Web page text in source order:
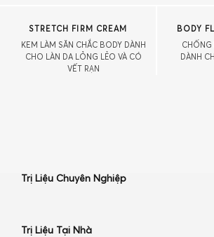
STRETCH FIRM CREAM
KEM LÀM SĂN CHẮC BODY DÀNH
CHO LÀN DA LỎNG LẺO VÀ CÓ
VẾT RẠN
BODY
CHỐNG
DÀNH
Trị Liệu Chuyên Nghiệp
Trị Liệu Tại Nhà